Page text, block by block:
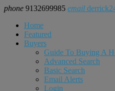
phone 9132699985 email
Home
Featured
Buyers
Guide To Buying A
Advanced Search
Basic Search
Email Alerts
Login